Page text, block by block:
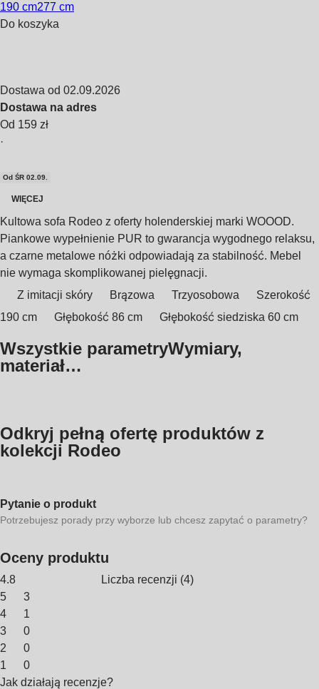
190 cm277 cm
Do koszyka
Dostawa od 02.09.2026
Dostawa na adres
Od 159 zł
·
Od ŚR 02.09.
WIĘCEJ
Kultowa sofa Rodeo z oferty holenderskiej marki WOOOD.
Piankowe wypełnienie PUR to gwarancja wygodnego relaksu,
a czarne metalowe nóżki odpowiadają za stabilność. Mebel
nie wymaga skomplikowanej pielęgnacji.
Z imitacji skóry
Brązowa Trzyosobowa
Szerokość
190 cm
Głębokość 86 cm Głębokość siedziska 60 cm
Wszystkie parametryWymiary,
materiał…
Odkryj pełną ofertę produktów z
kolekcji Rodeo
Pytanie o produkt
Potrzebujesz porady przy wyborze lub chcesz zapytać o parametry?
Oceny produktu
4.8 Liczba recenzji (4)
5
3
4
1
3
0
2
0
1
0
Jak działają recenzje?